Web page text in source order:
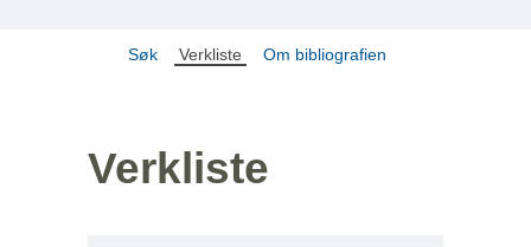
Søk Verkliste Om bibliografien
Verkliste